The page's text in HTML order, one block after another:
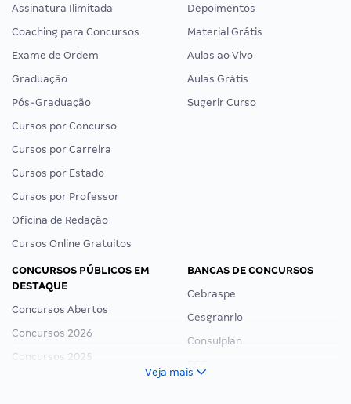
Assinatura Ilimitada
Coaching para Concursos
Exame de Ordem
Graduação
Pós-Graduação
Cursos por Concurso
Cursos por Carreira
Cursos por Estado
Cursos por Professor
Oficina de Redação
Cursos Online Gratuitos
Depoimentos
Material Grátis
Aulas ao Vivo
Aulas Grátis
Sugerir Curso
CONCURSOS PÚBLICOS EM
DESTAQUE
Concursos Abertos
Concursos 2026
Concursos 2025
BANCAS DE CONCURSOS
Cebraspe
Cesgranrio
Consulplan
Veja mais